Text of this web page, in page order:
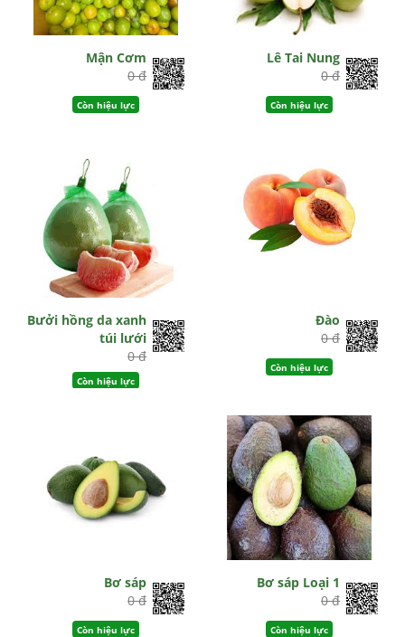
Mận Cơm
0 đ
Còn hiệu lực
Lê Tai Nung
0 đ
Còn hiệu lực
Bưởi hồng da xanh
túi lưới
0 đ
Còn hiệu lực
Đào
0 đ
Còn hiệu lực
Bơ sáp
0 đ
Còn hiệu lực
Bơ sáp Loại 1
0 đ
Còn hiệu lực